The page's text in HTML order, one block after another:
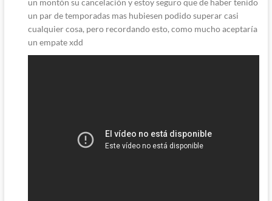
un montón su cancelación y estoy seguro que de haber tenido
un par de temporadas mas hubiesen podido superar casi
cualquier cosa, pero recordando esto, como mucho aceptaría
un empate xdd